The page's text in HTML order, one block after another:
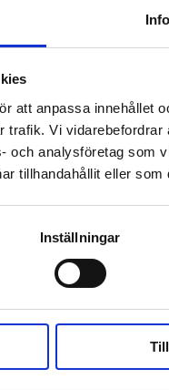
att anpassa innehållet
Vi
och analysföretag som
tillhandahållit eller
Inställningar
018-430 40 00
(kl 10–12, 14–16)
018-430 40 50